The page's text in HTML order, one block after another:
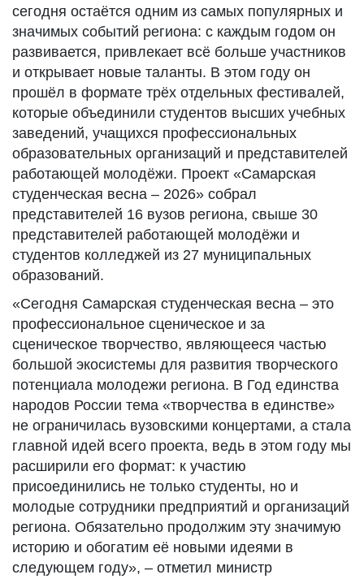
сегодня остаётся одним из самых популярных и
значимых событий региона: с каждым годом он
развивается, привлекает всё больше участников
и открывает новые таланты. В этом году он
прошёл в формате трёх отдельных фестивалей,
которые объединили студентов высших учебных
заведений, учащихся профессиональных
образовательных организаций и представителей
работающей молодёжи. Проект «Самарская
студенческая весна – 2026» собрал
представителей 16 вузов региона, свыше 30
представителей работающей молодёжи и
студентов колледжей из 27 муниципальных
образований.
«Сегодня Самарская студенческая весна – это
профессиональное сценическое и за
сценическое творчество, являющееся частью
большой экосистемы для развития творческого
потенциала молодежи региона. В Год единства
народов России тема «творчества в единстве»
не ограничилась вузовскими концертами, а стала
главной идей всего проекта, ведь в этом году мы
расширили его формат: к участию
присоединились не только студенты, но и
молодые сотрудники предприятий и организаций
региона. Обязательно продолжим эту значимую
историю и обогатим её новыми идеями в
следующем году», – отметил министр